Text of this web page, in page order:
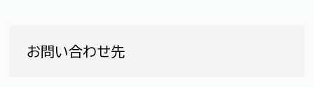
お問い合わせ先